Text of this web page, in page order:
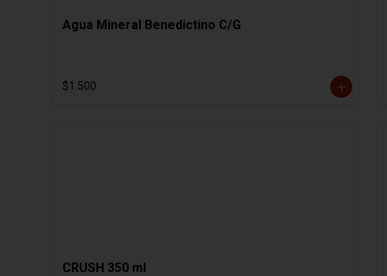
Agua Mineral Benedictino C/G
$1.500
CRUSH 350 ml